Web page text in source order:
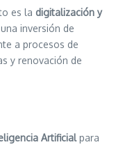
es la digitalización y
inversión de
a procesos de
y renovación de
Artificialpara